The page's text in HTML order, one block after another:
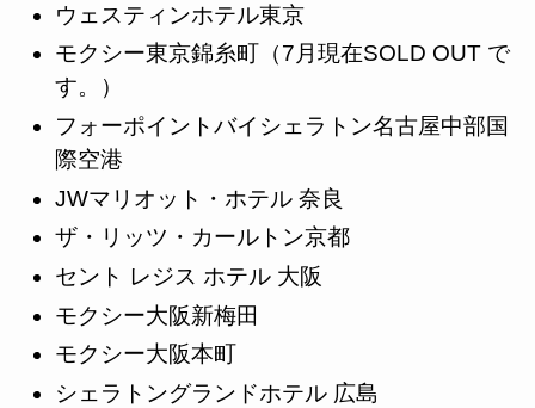
ウェスティンホテル東京
モクシー東京錦糸町（7月現在SOLD OUT で
す。）
フォーポイントバイシェラトン名古屋中部国
際空港
JWマリオット・ホテル 奈良
ザ・リッツ・カールトン京都
セント レジス ホテル 大阪
モクシー大阪新梅田
モクシー大阪本町
シェラトングランドホテル 広島